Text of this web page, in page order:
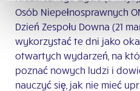
Osób Niepełnosprawnych
Dzień Zespołu Downa (21
wykorzystać te dni jako
otwartych wydarzeń, na
poznać nowych ludzi i
nauczyć się, jak nie mieć